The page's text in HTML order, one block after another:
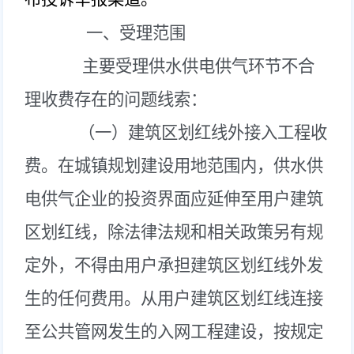
一、受理范围
主要受理供水供电供气环节不合
理收费存在的问题线索：
（一）建筑区划红线外接入工程收
费。 在城镇规划建设用地范围内，供水供
电供气企业的投资界面应延伸至用户建筑
区划红线，除法律法规和相关政策另有规
定外，不得由用户承担建筑区划红线外发
生的任何费用。从用户建筑区划红线连接
至公共管网发生的入网工程建设，按规定